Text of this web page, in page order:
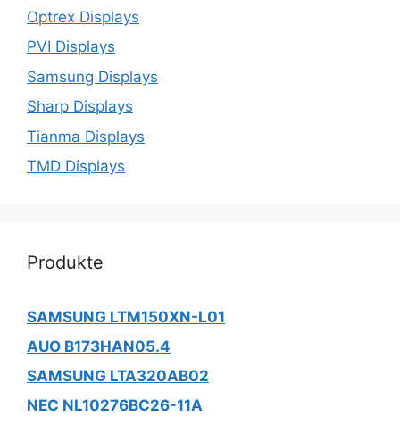
Optrex Displays
PVI Displays
Samsung Displays
Sharp Displays
Tianma Displays
TMD Displays
Produkte
SAMSUNG LTM150XN-L01
AUO B173HAN05.4
SAMSUNG LTA320AB02
NEC NL10276BC26-11A